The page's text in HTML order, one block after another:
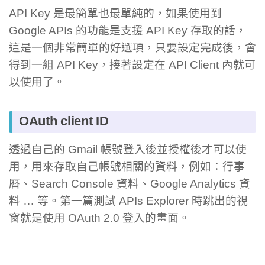
API Key 是最簡單也最單純的，如果使用到
Google APIs 的功能是支援 API Key 存取的話，
這是一個非常簡單的好選項，只要設定完成後，會
得到一組 API Key，接著設定在 API Client 內就可
以使用了。
OAuth client ID
透過自己的 Gmail 帳號登入後並授權後才可以使
用，用來存取自己帳號相關的資料，例如：行事
曆、Search Console 資料、Google Analytics 資
料 … 等。第一篇測試 APIs Explorer 時跳出的視
窗就是使用 OAuth 2.0 登入的畫面。